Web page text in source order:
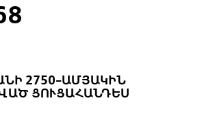
2750-ԱՄՅԱԿԻՆ Ն
ՑՈՒՑԱՀԱՆԴԵՍ